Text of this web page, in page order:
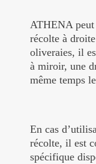
ATHENA peut
récolte à
oliveraies, il
à miroir, une
même temps
En cas
récolte, il est
spécifique